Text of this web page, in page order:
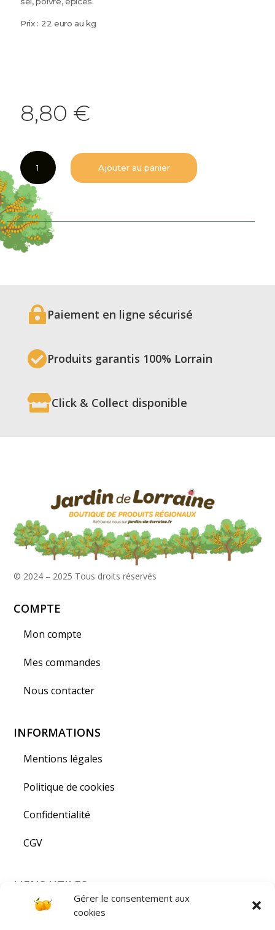
Gérer le consentement aux
cookies
Prix : 22 euro au kg
8,80 €
quantité
de
Sauté
de
porc
au
Brie
de
400
Ajouter au panier
Paiement en ligne sécurisé
Produits garantis 100% Lorrain
Click & Collect disponible
© 2024 – 2025 Tous droits réservés
COMPTE
Mon compte
Mes commandes
Nous contacter
INFORMATIONS
Mentions légales
Politique de cookies
Confidentialité
CGV
LIENS UTILES
Visiter la Lorraine